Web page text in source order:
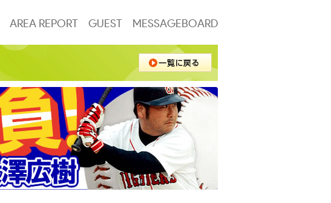
AREA REPORT GUEST MESSAGEBOARD